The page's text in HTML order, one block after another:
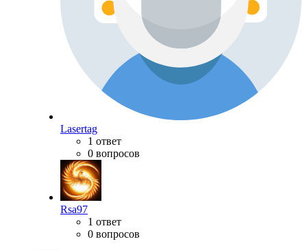
Lasertag
1 ответ
0 вопросов
Rsa97
1 ответ
0 вопросов